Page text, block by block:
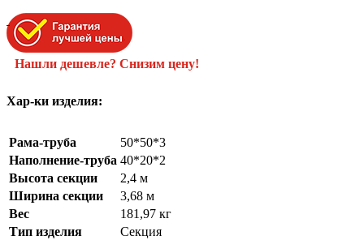
Нашли дешевле? Снизим цену!
Хар-ки изделия:
Рама-труба
50*50*3
Наполнение-труба 40*20*2
Высота секции
2,4 м
Ширина секции
3,68 м
Вес
181,97 кг
Тип изделия
Секция